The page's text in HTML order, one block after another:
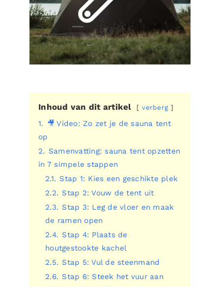
Inhoud van dit artikel verberg
1.
🎥 Video: Zo zet je de sauna tent
op
2. Samenvatting: sauna tent opzetten
in 7 simpele stappen
2.1. Stap 1: Kies een geschikte plek
2.2. Stap 2: Vouw de tent uit
2.3. Stap 3: Leg de vloer en maak
de ramen open
2.4. Stap 4: Plaats de
houtgestookte kachel
2.5. Stap 5: Vul de steenmand
2.6. Stap 6: Steek het vuur aan